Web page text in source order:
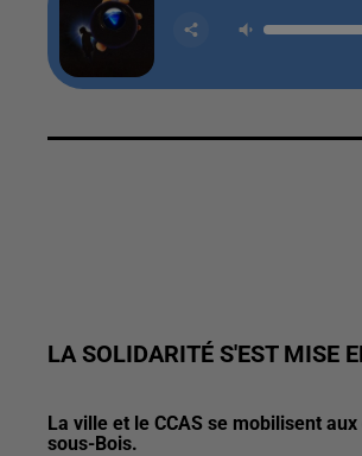
LA SOLIDARITÉ S'EST MISE
La ville et le CCAS se mobilisent
sous-Bois.